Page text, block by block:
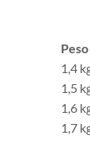
1,4
1,5
1,6
1,7